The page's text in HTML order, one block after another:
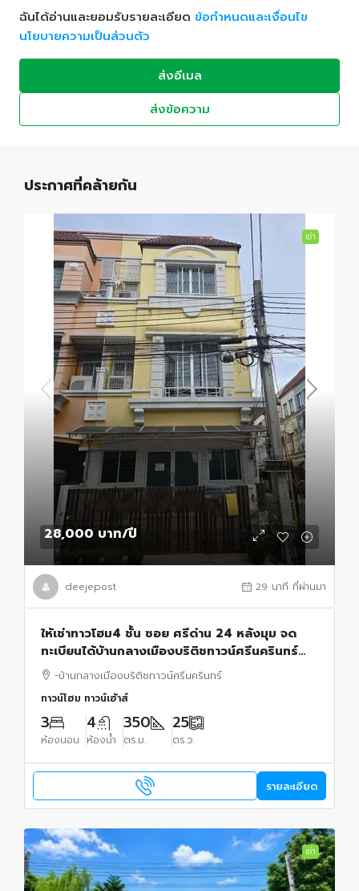
ฉันได้อ่านและยอมรับรายละเอียด ข้อกำหนดและเงื่อนไข
นโยบายความเป็นส่วนตัว
ส่งอีเมล
ส่งข้อความ
ประกาศที่คล้ายกัน
เช่า
28,000 บาท/ปี
deejepost 29 นาที ที่ผ่านมา
ให้เช่าทาวโฮม4 ชั้น ซอย ศรีด่าน 24 หลังมุม จด
ทะเบียนได้บ้านกลางเมืองบริติชทาวน์ศรีนครินทร์
ถนนบางนา-ตราด ถนนสุขุมวิท, เทพารักษ์
-บ้านกลางเมืองบริติชทาวน์ศรีนครินทร์
ทาวน์โฮม ทาวน์เฮ้าส์
3
ห้องนอน
4
ห้องน้ำ
350
ตร.ม.
25
ตร.ว.
รายละเอียด
เช่า